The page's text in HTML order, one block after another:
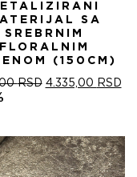
SA
SREBRNIM
FLORALNIM
(150CM)
RSD ОРИГИНАЛНА
5.100,00 RSD.
4.335,00 RSD